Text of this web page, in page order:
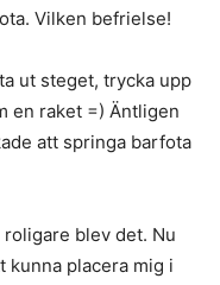
Vilken befrielse!
ut steget, trycka upp
en raket =) Äntligen
att springa barfota
blev det. Nu
kunna placera mig i